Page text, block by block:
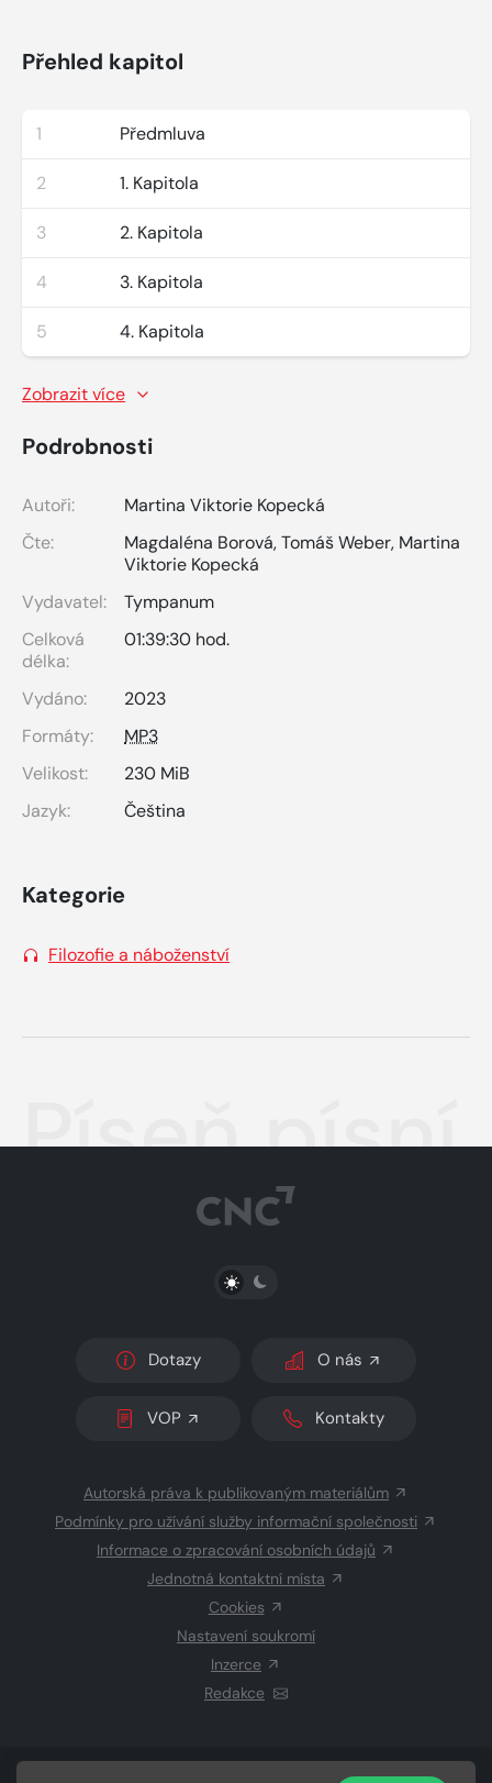
Přehled kapitol
1 Předmluva
2 1. Kapitola
3 2. Kapitola
4 3. Kapitola
5 4. Kapitola
Zobrazit více
Podrobnosti
Autoři:
Martina Viktorie Kopecká
Čte:
Magdaléna Borová,Tomáš Weber, Martina
Viktorie Kopecká
Vydavatel:
Tympanum
Celková
délka:
01:39:30 hod.
Vydáno:
2023
Formáty:
MP3
Velikost:
230 MiB
Jazyk:
Čeština
Kategorie
Filozofie a náboženství
Píseň písní
PŘEPNOUT SVĚTLÝ/TMAVÝ REŽIM
Dotazy O nás
VOP Kontakty
Autorská práva k publikovaným materiálům
Podmínky pro užívání služby informační společnosti
Informace o zpracování osobních údajů
Jednotná kontaktní místa
Cookies
Nastavení soukromí
Inzerce
Redakce